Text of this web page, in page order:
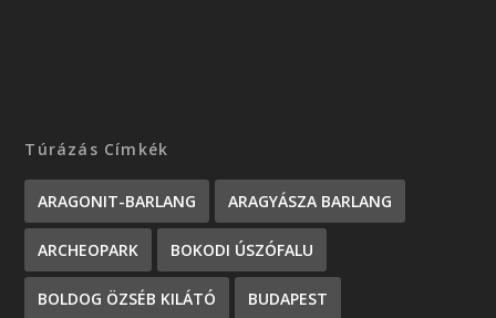
Túrázás Címkék
ARAGONIT-BARLANG ARAGYÁSZA BARLANG
ARCHEOPARK BOKODI ÚSZÓFALU
BOLDOG ÖZSÉB KILÁTÓ BUDAPEST